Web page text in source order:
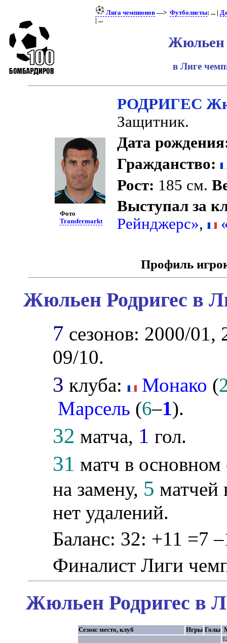
Лига чемпионов —>Футболисты: ... |
| ...
Жюльен
в Лиге
Фото
Transfermarkt
РОДРИГЕС
Защитник.
Дата
Гражданство:
Рост: 185 см.
Выступал за
Рейнджерс»,
Профиль
Жюльен Родригес в
7 сезонов: 2000/
09/10.
3 клуба: Монако (
Марсель (6–1).
32 матча, 1 гол.
31 матч в основном
на замену, 5 матчей
нет удалений.
Баланс: 32: +11 =7
Финалист Лиги
Жюльен Родригес в
Сезон: место, клуб Игры Голы